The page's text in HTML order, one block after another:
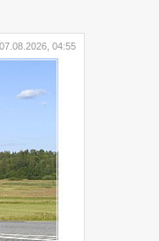
04:55